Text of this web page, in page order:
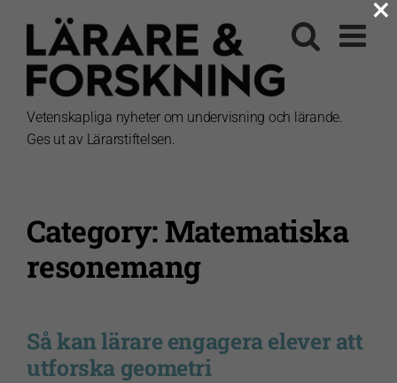
innehållet
Vetenskapliga nyheter om undervisning och lärande.
Ges ut av Lärarstiftelsen.
Category: Matematiska
resonemang
Så kan lärare engagera elever att
utforska geometri